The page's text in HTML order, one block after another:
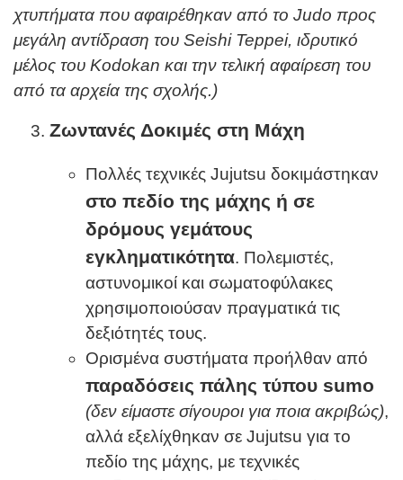
χτυπήματα που αφαιρέθηκαν από το Judo προς
μεγάλη αντίδραση του Seishi Teppei, ιδρυτικό
μέλος του Kodokan και την τελική αφαίρεση του
από τα αρχεία της σχολής.)
Ζωντανές Δοκιμές στη Μάχη
Πολλές τεχνικές Jujutsu δοκιμάστηκαν
στο πεδίο της μάχης ή σε
δρόμους γεμάτους
εγκληματικότητα. Πολεμιστές,
αστυνομικοί και σωματοφύλακες
χρησιμοποιούσαν πραγματικά τις
δεξιότητές τους.
Ορισμένα συστήματα προήλθαν από
παραδόσεις πάλης τύπου sumo
(δεν είμαστε σίγουροι για ποια ακριβώς),
αλλά εξελίχθηκαν σε Jujutsu για το
πεδίο της μάχης, με τεχνικές